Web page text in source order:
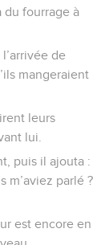
du fourrage à
de
mangeraient
leurs
lui.
puis il ajouta :
m’aviez parlé ?
est encore en